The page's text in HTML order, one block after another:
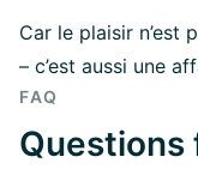
Car le plaisir n’est
– c’est aussi une
FAQ
Questions